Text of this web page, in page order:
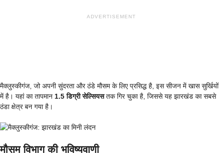
ADVERTISEMENT
मैक्लुस्कीगंज, जो अपनी सुंदरता और ठंडे मौसम के लिए प्रसिद्ध है, इस सीजन में खास सुर्खियों
में है। यहां का तापमान 1.5 डिग्री सेल्सियसतक गिर चुका है, जिससे यह झारखंड का सबसे
ठंडा क्षेत्र बन गया है।
मौसम विभाग की भविष्यवाणी